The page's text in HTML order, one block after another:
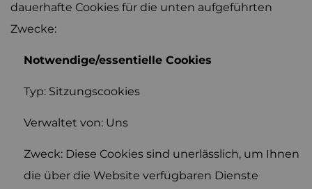
dauerhafte Cookies für die unten aufgeführten
Zwecke:
Notwendige/essentielle Cookies
Typ: Sitzungscookies
Verwaltet von: Uns
Zweck: Diese Cookies sind unerlässlich, um Ihnen
die über die Website verfügbaren Dienste